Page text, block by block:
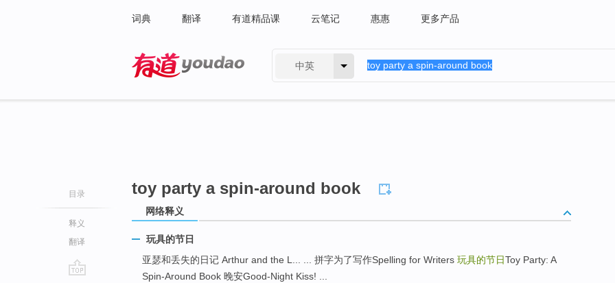
词典 翻译 有道精品课 云笔记 惠惠 更多产品
中英
目录
释义
翻译
toy party a spin-around book
网络释义
玩具的节日
亚瑟和丢失的日记 Arthur and the L... ... 拼字为了写作Spelling for Writers 玩具的节日Toy Party: A
Spin-Around Book 晚安Good-Night Kiss! ...